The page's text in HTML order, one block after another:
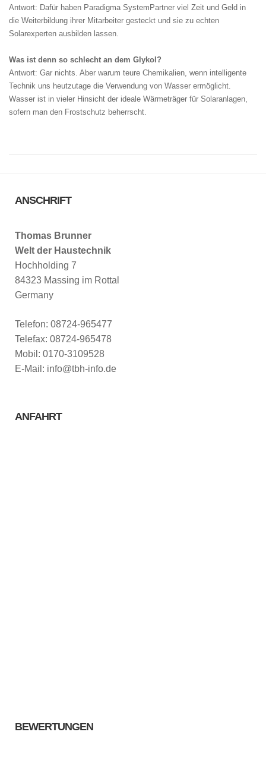
Antwort: Dafür haben Paradigma SystemPartner viel Zeit und Geld in
die Weiterbildung ihrer Mitarbeiter gesteckt und sie zu echten
Solarexperten ausbilden lassen.
Was ist denn so schlecht an dem Glykol?
Antwort: Gar nichts. Aber warum teure Chemikalien, wenn intelligente
Technik uns heutzutage die Verwendung von Wasser ermöglicht.
Wasser ist in vieler Hinsicht der ideale Wärmeträger für Solaranlagen,
sofern man den Frostschutz beherrscht.
ANSCHRIFT
Thomas Brunner
Welt der Haustechnik
Hochholding 7
84323 Massing im Rottal
Germany
Telefon: 08724-965477
Telefax: 08724-965478
Mobil: 0170-3109528
E-Mail: info@tbh-info.de
ANFAHRT
BEWERTUNGEN